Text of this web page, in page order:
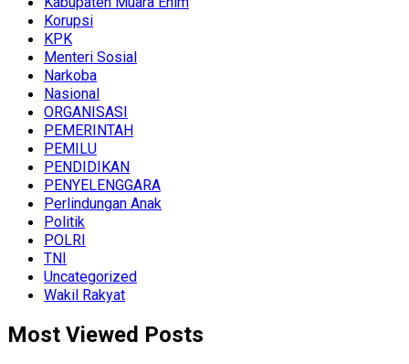
Korupsi
KPK
Menteri Sosial
Narkoba
Nasional
ORGANISASI
PEMERINTAH
PEMILU
PENDIDIKAN
PENYELENGGARA
Perlindungan Anak
Politik
POLRI
TNI
Uncategorized
Wakil Rakyat
Most Viewed Posts